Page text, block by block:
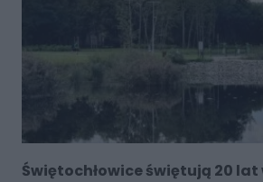
Świętochłowice świętują 20 lat